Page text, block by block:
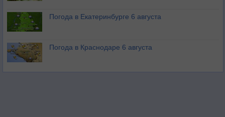
Погода в Екатеринбурге 6 августа
Погода в Краснодаре 6 августа